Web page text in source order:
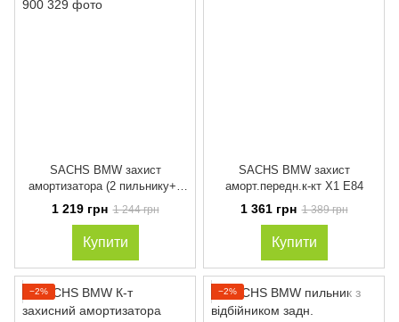
SACHS BMW захист
амортизатора (2 пильнику+2
відбійника) Х1
1 219 грн 1 244 грн
Купити
SACHS BMW захист
аморт.передн.к-кт X1 E84
1 361 грн 1 389 грн
Купити
−2% −2%